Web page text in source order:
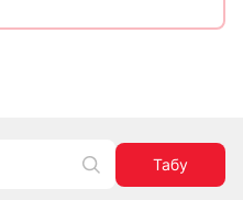
Табу